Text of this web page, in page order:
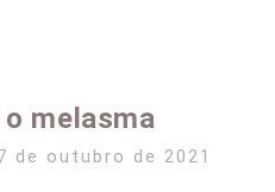
melasma
de outubro de 2021